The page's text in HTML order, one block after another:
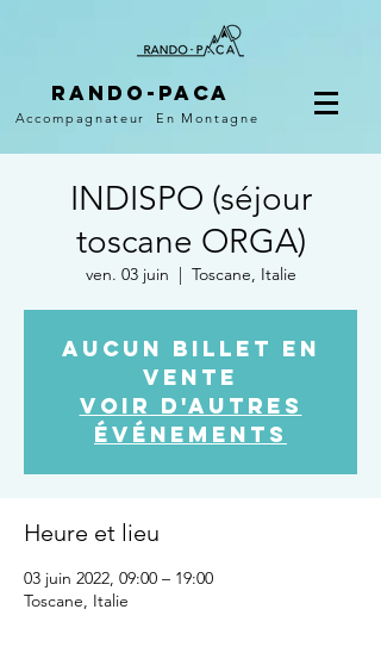
Rando-PACA
Accompagnateur En Montagne
INDISPO (séjour
toscane ORGA)
ven. 03 juin
  |
Toscane, Italie
Aucun billet en
vente
Voir d'autres
événements
Heure et lieu
03 juin 2022, 09:00 – 19:00
Toscane, Italie